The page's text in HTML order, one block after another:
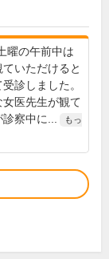
曜の午前中は
いただけると
診しました。
医先生が観て
察中に...
もっ